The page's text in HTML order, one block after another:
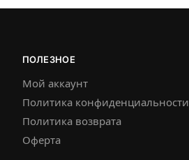
ПОЛЕЗНОЕ
Мой аккаунт
Политика конфиденциальности
Политика возврата
Оферта